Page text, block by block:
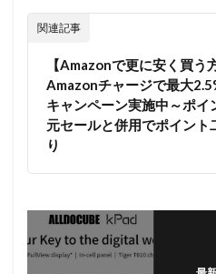
関連記事
【Amazonで更に安く買う
Amazonチャージで最大
キャンペーン実施中～ポイ
元セールと併用でポイント
り